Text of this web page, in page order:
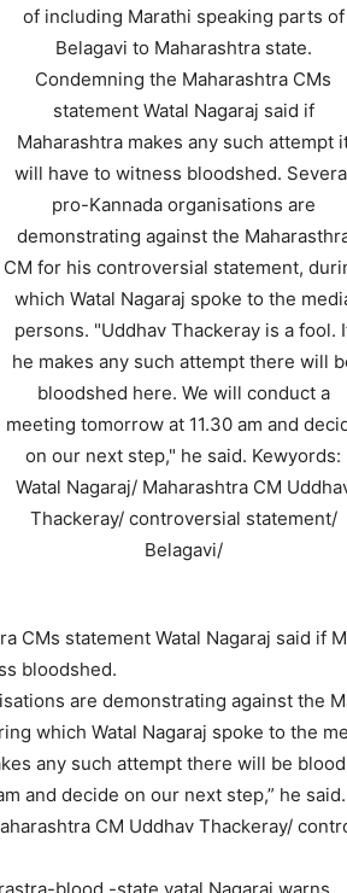
CMs statement Watal Nagaraj said if
bloodshed.
are demonstrating against the
which Watal Nagaraj spoke to the
any such attempt there will be
and decide on our next step,” he said.
CM Uddhav Thackeray/